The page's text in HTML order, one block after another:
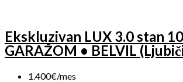
Ekskluzivan LUX 3.0 stan
GARAŽOM • BELVIL
1.400€/mes